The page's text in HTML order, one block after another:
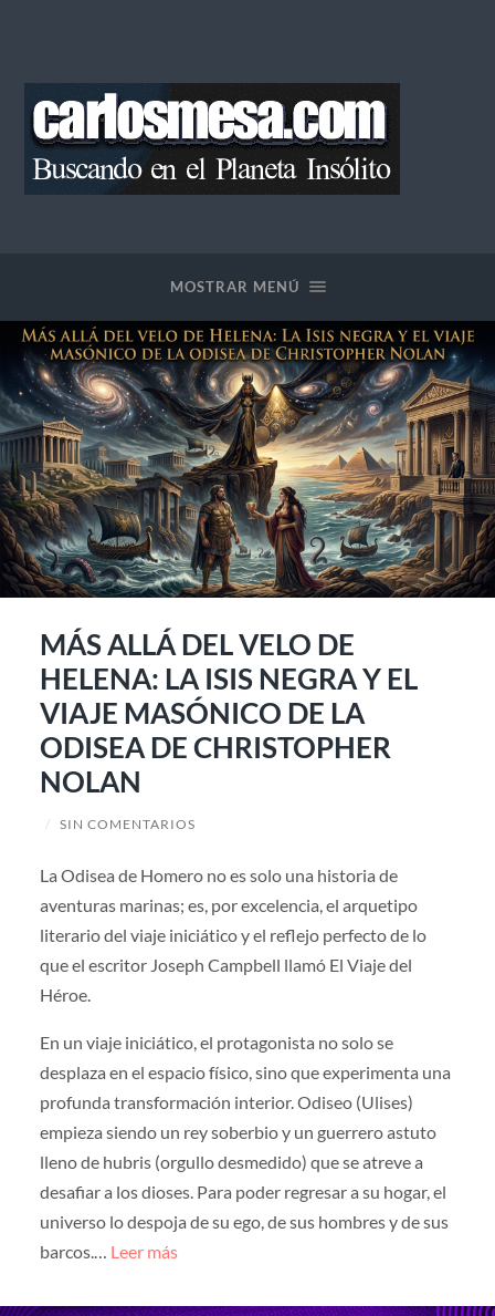
MOSTRAR MENÚ
MÁS ALLÁ DEL VELO DE
HELENA: LA ISIS NEGRA Y EL
VIAJE MASÓNICO DE LA
ODISEA DE CHRISTOPHER
NOLAN
/ SIN COMENTARIOS
La Odisea de Homero no es solo una historia de
aventuras marinas; es, por excelencia, el arquetipo
literario del viaje iniciático y el reflejo perfecto de lo
que el escritor Joseph Campbell llamó El Viaje del
Héroe.
En un viaje iniciático, el protagonista no solo se
desplaza en el espacio físico, sino que experimenta una
profunda transformación interior. Odiseo (Ulises)
empieza siendo un rey soberbio y un guerrero astuto
lleno de hubris (orgullo desmedido) que se atreve a
desafiar a los dioses. Para poder regresar a su hogar, el
universo lo despoja de su ego, de sus hombres y de sus
barcos.… Leer más